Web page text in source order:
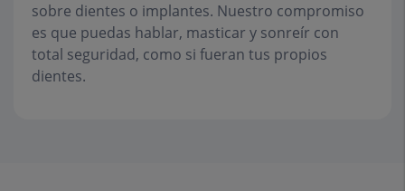
sobre dientes o implantes. Nuestro compromiso
es que puedas hablar, masticar y sonreír con
total seguridad, como si fueran tus propios
dientes.